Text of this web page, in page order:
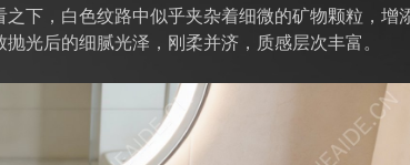
下，白色纹路中似乎夹杂着细微的矿物颗粒，增
光后的细腻光泽，刚柔并济，质感层次丰富。